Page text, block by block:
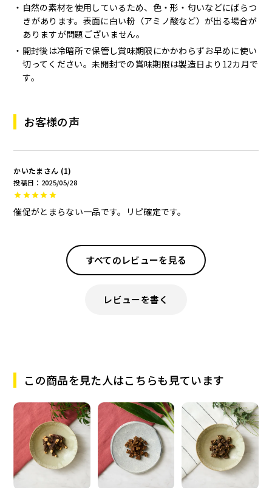
自然の素材を使用しているため、色・形・匂いなどにばらつ
きがあります。表面に白い粉（アミノ酸など）が出る場合が
ありますが問題ございません。
開封後は冷暗所で保管し賞味期限にかかわらずお早めに使い
切ってください。未開封での賞味期限は製造日より12カ月で
す。
お客様の声
かいたま 1
投稿日 2025/05/28
催促がとまらない一品です。リピ確定です。
すべてのレビューを見る
レビューを書く
この商品を見た人はこちらも見ています